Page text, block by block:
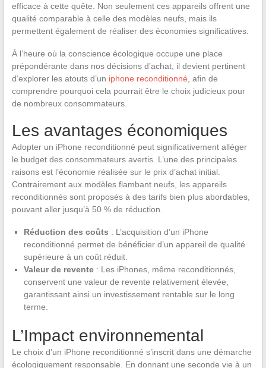
efficace à cette quête. Non seulement ces appareils offrent une
qualité comparable à celle des modèles neufs, mais ils
permettent également de réaliser des économies significatives.
À l’heure où la conscience écologique occupe une place
prépondérante dans nos décisions d’achat, il devient pertinent
d’explorer les atouts d’un iphone reconditionné , afin de
comprendre pourquoi cela pourrait être le choix judicieux pour
de nombreux consommateurs.
Les avantages économiques
Adopter un iPhone reconditionné peut significativement alléger
le budget des consommateurs avertis. L’une des principales
raisons est l’économie réalisée sur le prix d’achat initial.
Contrairement aux modèles flambant neufs, les appareils
reconditionnés sont proposés à des tarifs bien plus abordables,
pouvant aller jusqu’à 50 % de réduction.
Réduction des coûts : L’acquisition d’un iPhone
reconditionné permet de bénéficier d’un appareil de qualité
supérieure à un coût réduit.
Valeur de revente: Les iPhones, même reconditionnés,
conservent une valeur de revente relativement élevée,
garantissant ainsi un investissement rentable sur le long
terme.
L’Impact environnemental
Le choix d’un iPhone reconditionné s’inscrit dans une démarche
écologiquement responsable. En donnant une seconde vie à un